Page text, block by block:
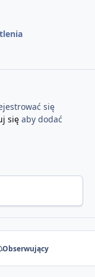
się
sięaby dodać
Obserwujący